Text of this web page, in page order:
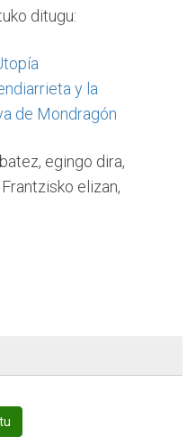
ditugu:
y la
de Mondragón
egingo dira,
elizan,